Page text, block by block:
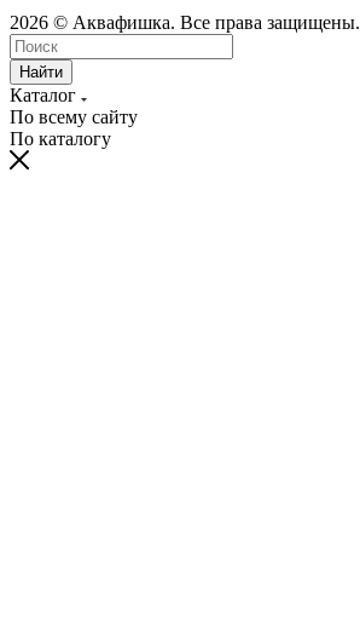
2026 © Аквафишка. Все права защищены.
Найти
Каталог
По всему сайту
По каталогу